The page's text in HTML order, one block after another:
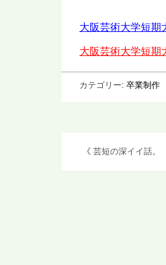
大阪芸術大学短期
大阪芸術大学短期
カテゴリー: 卒業制作
《 芸短の深イイ話。